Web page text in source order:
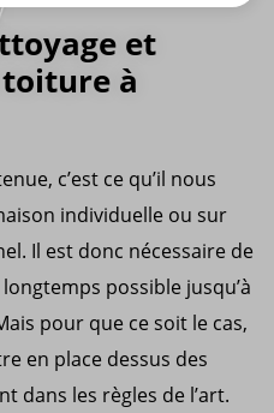
et
toiture à
c’est ce qu’il nous
individuelle ou sur
Il est donc nécessaire de
possible jusqu’à
pour que ce soit le cas,
en place dessus des
dans les règles de l’art.